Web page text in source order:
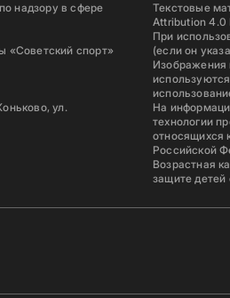
надзору в сфере
«Советский спорт»
ул.
Текстовые
Attribution 4.0
При
(если он
Изображения
На
технологии
относящихся
Российской
Возрастная
защите